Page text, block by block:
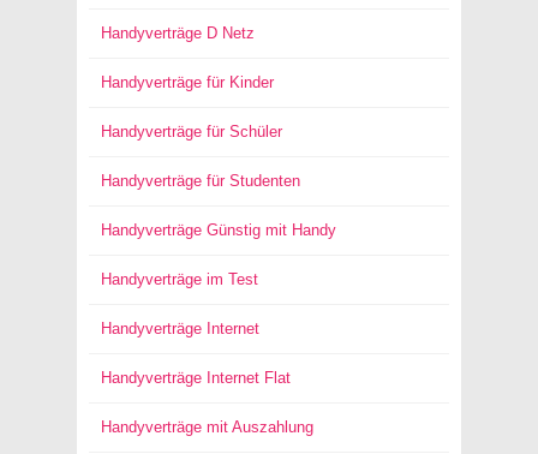
Handyverträge D Netz
Handyverträge für Kinder
Handyverträge für Schüler
Handyverträge für Studenten
Handyverträge Günstig mit Handy
Handyverträge im Test
Handyverträge Internet
Handyverträge Internet Flat
Handyverträge mit Auszahlung